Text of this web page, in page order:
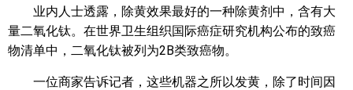
业内人士透露，除黄效果最好的一种除黄剂中，含有大
量二氧化钛。在世界卫生组织国际癌症研究机构公布的致癌
物清单中，二氧化钛被列为2B类致癌物。
一位商家告诉记者，这些机器之所以发黄，除了时间因